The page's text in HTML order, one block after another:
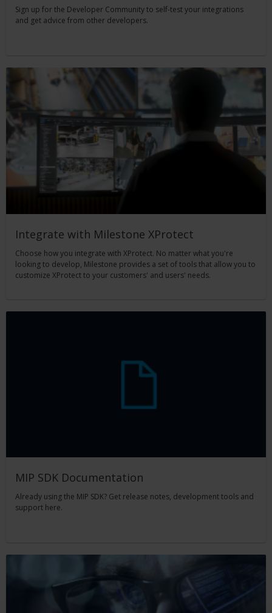
Sign up for the Developer Community to self-test your integrations
and get advice from other developers.
Integrate with Milestone XProtect
Choose how you integrate with XProtect. No matter what you're
looking to develop, Milestone provides a set of tools that allow you to
customize XProtect to your customers' and users' needs.
MIP SDK Documentation
Already using the MIP SDK? Get release notes, development tools and
support here.